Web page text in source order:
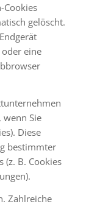
Cookies
gelöscht.
eine
wenn Sie
Diese
bestimmter
B. Cookies
Zahlreiche